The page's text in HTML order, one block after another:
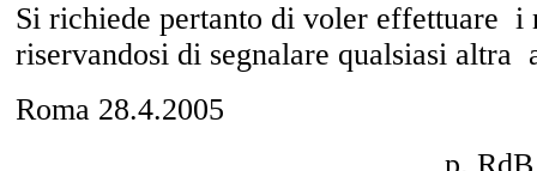
Si richiede pertanto di voler effettuare i
riservandosi di segnalare qualsiasi altra
Roma 28.4.2005